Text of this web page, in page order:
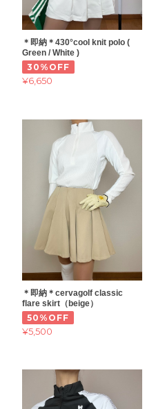
＊即納＊430°cool knit polo (
Green / White )
30%OFF
¥6,650
＊即納＊cervagolf classic
flare skirt（beige）
50%OFF
¥5,500